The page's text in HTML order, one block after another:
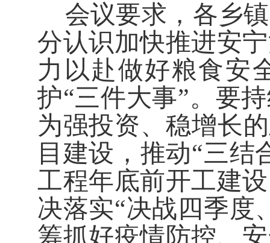
会议要求 ， 各乡
分认识加快推进安
力以赴做好粮食安
护“三件大事”。要
为强投资、稳增长
目建设， 推动“三结
工程年底前开工建
决落实“决战四季度
筹抓好疫情防控、